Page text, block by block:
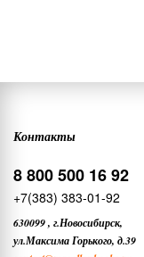
Контакты
8 800 500 16 92
+7(383) 383-01-92
630099, г.Новосибирск,
ул.Максима Горького, д.39